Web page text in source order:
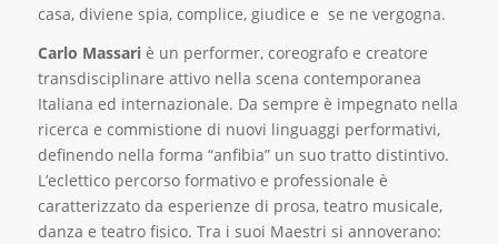
casa, diviene spia, complice, giudice e se ne vergogna.
Carlo Massariè un performer, coreografo e creatore
transdisciplinare attivo nella scena contemporanea
Italiana ed internazionale. Da sempre è impegnato nella
ricerca e commistione di nuovi linguaggi performativi,
definendo nella forma “anfibia” un suo tratto distintivo.
L’eclettico percorso formativo e professionale è
caratterizzato da esperienze di prosa, teatro musicale,
danza e teatro fisico. Tra i suoi Maestri si annoverano: